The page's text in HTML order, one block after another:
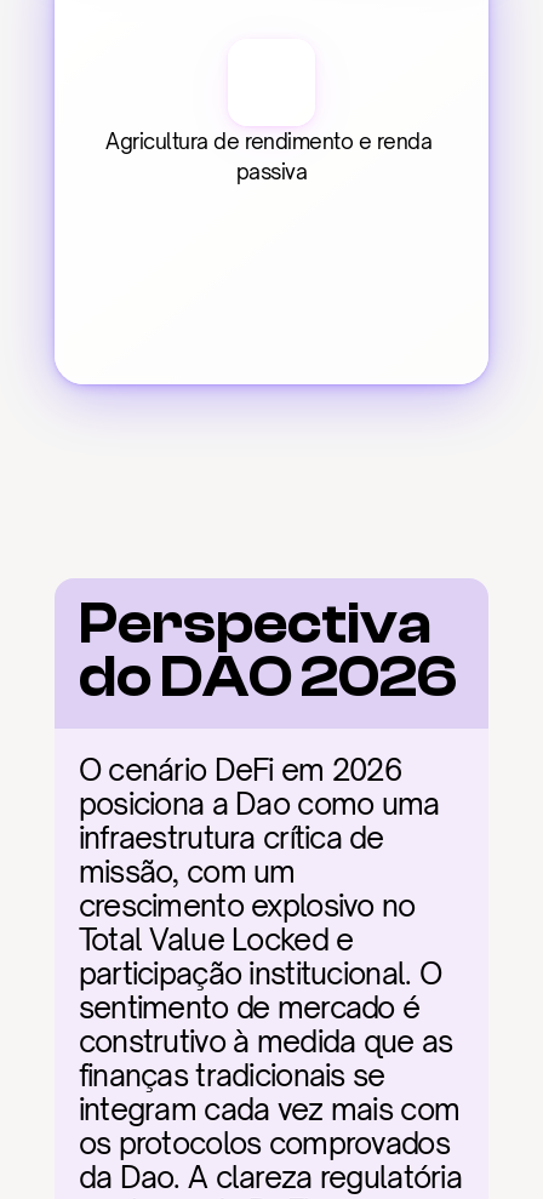
Agricultura de rendimento e renda
passiva
Perspectiva
do DAO 2026
O cenário DeFi em 2026
posiciona a Dao como uma
infraestrutura crítica de
missão, com um
crescimento explosivo no
Total Value Locked e
participação institucional. O
sentimento de mercado é
construtivo à medida que as
finanças tradicionais se
integram cada vez mais com
os protocolos comprovados
da Dao. A clareza regulatória